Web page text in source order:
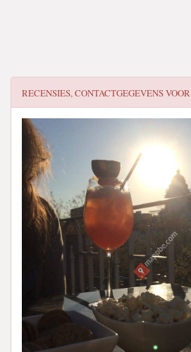
RECENSIES, CONTACTGEGEVENS VOOR